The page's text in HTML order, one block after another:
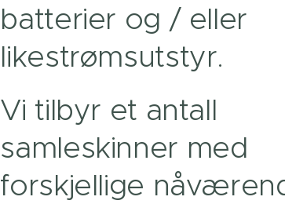
batterier og / eller
likestrømsutstyr.
Vi tilbyr et antall
samleskinner med
forskjellige